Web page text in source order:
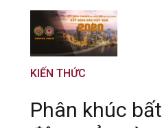
KIẾN THỨC
Phân khúc bất